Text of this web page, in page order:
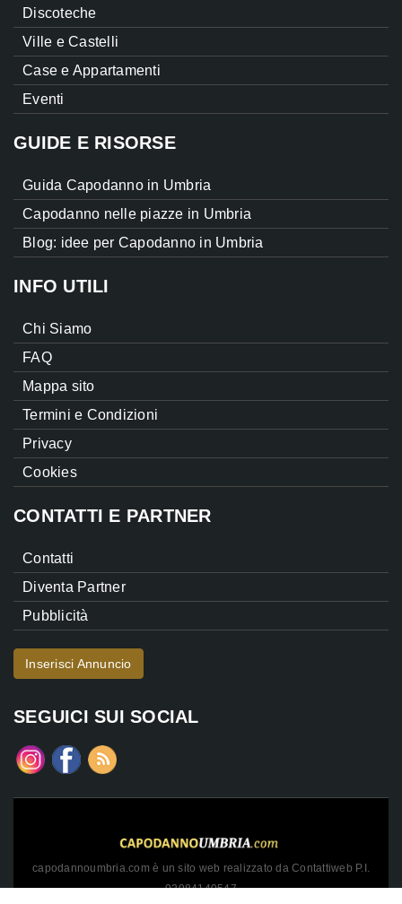
Discoteche
Ville e Castelli
Case e Appartamenti
Eventi
GUIDE E RISORSE
Guida Capodanno in Umbria
Capodanno nelle piazze in Umbria
Blog: idee per Capodanno in Umbria
INFO UTILI
Chi Siamo
FAQ
Mappa sito
Termini e Condizioni
Privacy
Cookies
CONTATTI E PARTNER
Contatti
Diventa Partner
Pubblicità
Inserisci Annuncio
SEGUICI SUI SOCIAL
capodannoumbria.com è un sito web realizzato da Contattiweb P.I.
02984140547